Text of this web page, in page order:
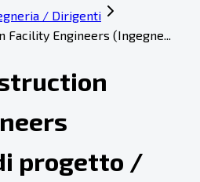
/ Dirigenti
Facility Engineers (Ingegne...
progetto /